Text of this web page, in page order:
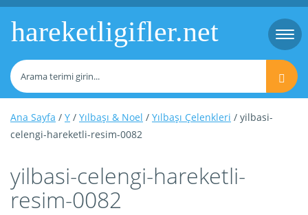
hareketligifler.net
Ana Sayfa / Y / Yılbaşı & Noel / Yılbaşı Çelenkleri / yilbasi-
celengi-hareketli-resim-0082
yilbasi-celengi-hareketli-
resim-0082